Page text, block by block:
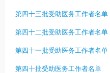
第四十三批受助医务工作者名单
第四十二批受助医务工作者名单
第四十一批受助医务工作者名单
第四十批受助医务工作者名单